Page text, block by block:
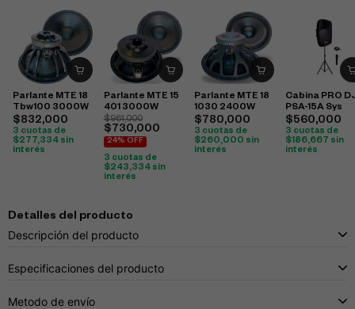
Parlante MTE 18
Tbw100 3000W
$832,000
3 cuotas de
$277,334 sin
interés
Parlante MTE 15
401 3000W
$961,000
$ 730,000
24% OFF
3 cuotas de
$243,334sin
interés
Parlante MTE 18
1030 2400W
$ 780,000
3 cuotas de
$260,000 sin
interés
Cabina PRO
PSA-15A Sys
$560,000
3 cuotas de
$186,667 sin
interés
Detalles del producto
Descripción del producto
Especificaciones del producto
Metodo de envío